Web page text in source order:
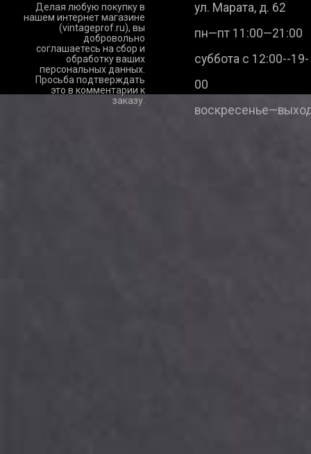
Делая любую покупку в
нашем интернет магазине
(vintageprof.ru), вы
добровольно
соглашаетесь на сбор и
обработку ваших
персональных данных.
Просьба подтверждать
это в комментарии к
заказу.
ул. Марата, д. 62
пн—пт 11:00—21:00
суббота с 12:00--19-
00